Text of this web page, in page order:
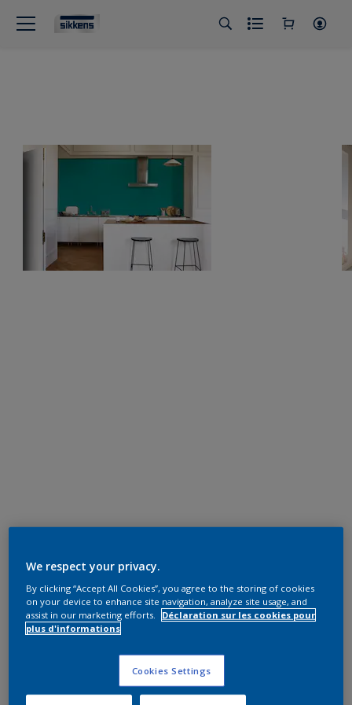
We respect your privacy.
By clicking “Accept All Cookies”, you agree to the storing of cookies
on your device to enhance site navigation, analyze site usage, and
assist in our marketing efforts.
Déclaration sur les cookies pour
plus d'informations
Cookies Settings